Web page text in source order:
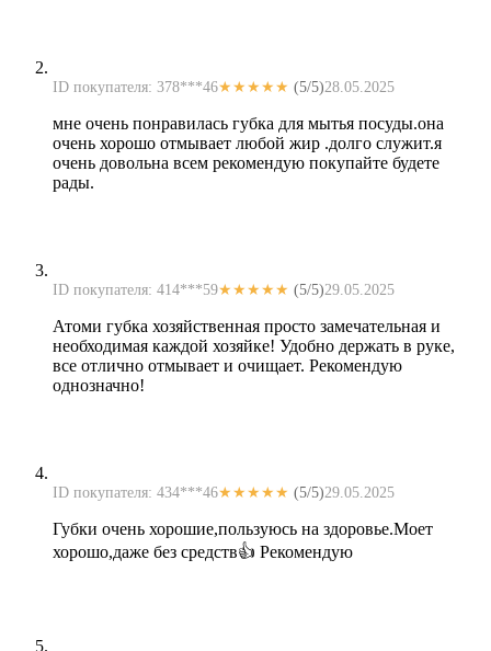
ID покупателя: 378***46★★★★★ (5/5)28.05.2025
мне очень понравилась губка для мытья посуды.она
очень хорошо отмывает любой жир .долго служит.я
очень довольна всем рекомендую покупайте будете
рады.
ID покупателя: 414***59★★★★★ (5/5)29.05.2025
Атоми губка хозяйственная просто замечательная и
необходимая каждой хозяйке! Удобно держать в руке,
все отлично отмывает и очищает. Рекомендую
однозначно!
ID покупателя: 434***46★★★★★ (5/5)29.05.2025
Губки очень хорошие,пользуюсь на здоровье.Моет
хорошо,даже без средств👍 Рекомендую